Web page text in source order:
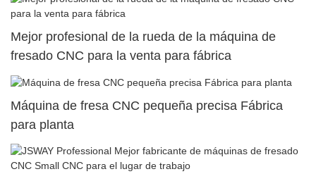
Mejor profesional de la rueda de la máquina de
fresado CNC para la venta para fábrica
Máquina de fresa CNC pequeña precisa Fábrica
para planta